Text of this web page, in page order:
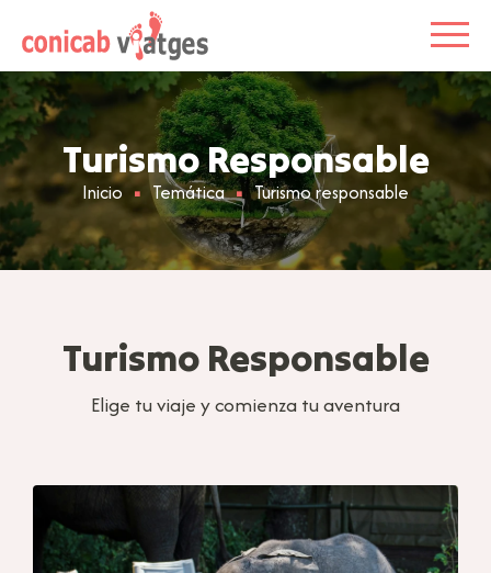
Turismo Responsable
Inicio Temática Turismo responsable
Turismo Responsable
Elige tu viaje y comienza tu aventura